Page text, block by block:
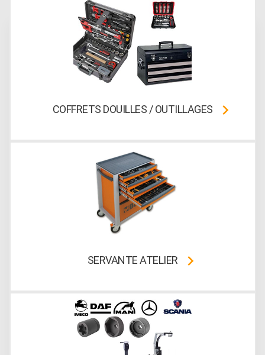
COFFRETS DOUILLES / OUTILLAGES
SERVANTE ATELIER